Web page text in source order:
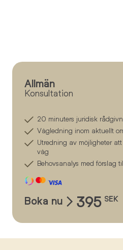
Allmän
Konsultation
20 minuters juridisk
Vägledning inom aktuellt
Utredning av möjligheter
väg
Behovsanalys med förslag
Boka nu 395 SEK